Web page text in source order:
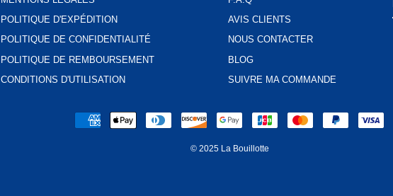
POLITIQUE D'EXPÉDITION
POLITIQUE DE CONFIDENTIALITÉ
POLITIQUE DE REMBOURSEMENT
CONDITIONS D'UTILISATION
AVIS CLIENTS
NOUS CONTACTER
BLOG
SUIVRE MA COMMANDE
© 2025 La Bouillotte